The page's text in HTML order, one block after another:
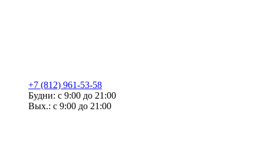
+7 (812) 961-53-58
Будни: с 9:00 до 21:00
Вых.: с 9:00 до 21:00